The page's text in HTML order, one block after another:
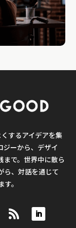
するアイデアを集
ジーから、デザイ
まで。世界中に散ら
ら、対話を通じて
。